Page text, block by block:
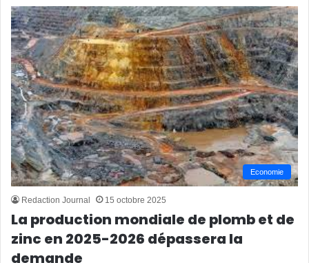
Economie
Redaction Journal 15 octobre 2025
La production mondiale de plomb et de
zinc en 2025-2026 dépassera la
demande